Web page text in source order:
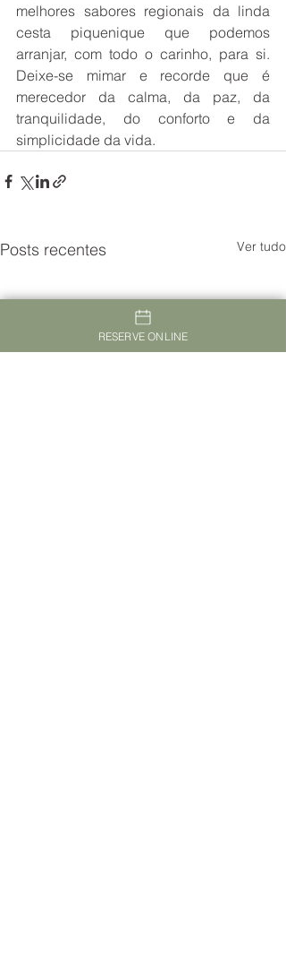
melhores sabores regionais da linda
cesta piquenique que podemos
arranjar, com todo o carinho, para si.
Deixe-se mimar e recorde que é
merecedor da calma, da paz, da
tranquilidade, do conforto e da
simplicidade da vida.
Posts recentes Ver tudo
RESERVE ONLINE